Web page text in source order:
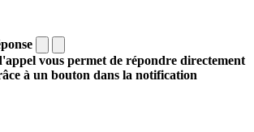
vous permet de répondre directement
à un bouton dans la notification